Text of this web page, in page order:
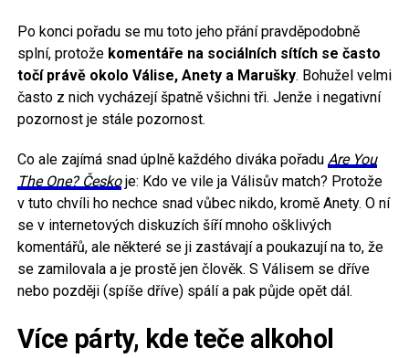
Po konci pořadu se mu toto jeho přání pravděpodobně
splní, protože komentáře na sociálních sítích se často
točí právě okolo Válise, Anety a Marušky. Bohužel velmi
často z nich vycházejí špatně všichni tři. Jenže i negativní
pozornost je stále pozornost.
Co ale zajímá snad úplně každého diváka pořadu Are You
The One? Českoje: Kdo ve vile ja Válisův match? Protože
v tuto chvíli ho nechce snad vůbec nikdo, kromě Anety. O ní
se v internetových diskuzích šíří mnoho ošklivých
komentářů, ale některé se ji zastávají a poukazují na to, že
se zamilovala a je prostě jen člověk. S Válisem se dříve
nebo později (spíše dříve) spálí a pak půjde opět dál.
Více párty, kde teče alkohol